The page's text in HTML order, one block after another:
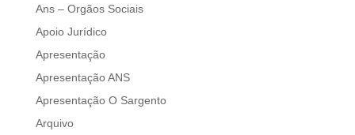
Ans – Orgãos Sociais
Apoio Jurídico
Apresentação
Apresentação ANS
Apresentação O Sargento
Arquivo